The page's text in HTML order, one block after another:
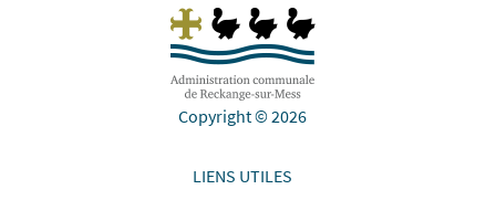
Copyright © 2026
LIENS UTILES